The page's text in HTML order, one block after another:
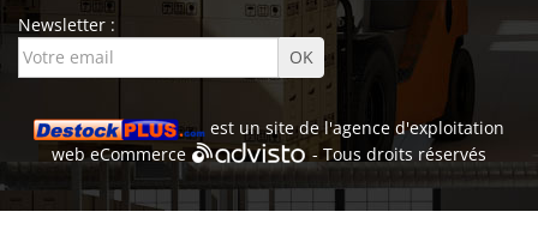
Newsletter :
est un site de l'agence d'exploitation
webeCommerce - Tous droits réservés